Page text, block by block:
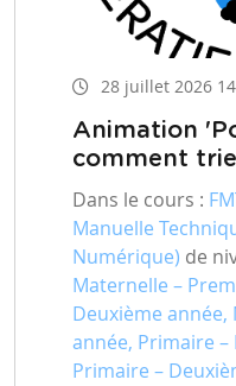
28 juillet 2026
Animation
comment
Dans le cours :
Manuelle
Numérique) de
Maternelle –
Deuxième année,
année, Primaire
Primaire –